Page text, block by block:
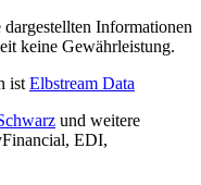
Informationen
keine Gewährleistung.
ist Elbstream Data
und weitere
EDI,